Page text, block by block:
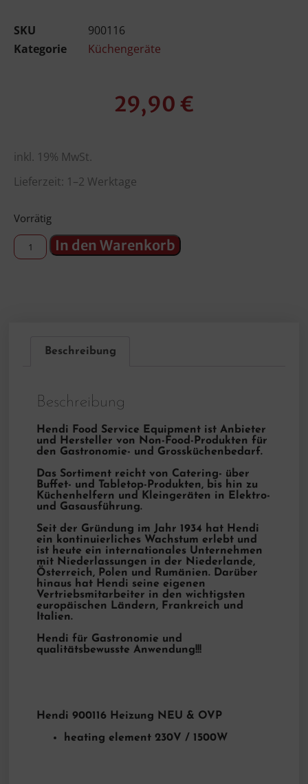
SKU
900116
Kategorie
Küchengeräte
29,90 €
inkl. 19% MwSt.
Lieferzeit: 1–2 Werktage
Vorrätig
In den Warenkorb
Beschreibung
Beschreibung
Hendi Food Service Equipment ist Anbieter
und Hersteller von Non-Food-Produkten für
den Gastronomie- und Grossküchenbedarf.
Das Sortiment reicht von Catering- über
Buffet- und Tabletop-Produkten, bis hin zu
Küchenhelfern und Kleingeräten in Elektro-
und Gasausführung.
Seit der Gründung im Jahr 1934 hat Hendi
ein kontinuierliches Wachstum erlebt und
ist heute ein internationales Unternehmen
mit Niederlassungen in der Niederlande,
Österreich, Polen und Rumänien. Darüber
hinaus hat Hendi seine eigenen
Vertriebsmitarbeiter in den wichtigsten
europäischen Ländern, Frankreich und
Italien.
Hendi für Gastronomie und
qualitätsbewusste Anwendung!!!
Hendi 900116 Heizung NEU & OVP
heating element 230V / 1500W